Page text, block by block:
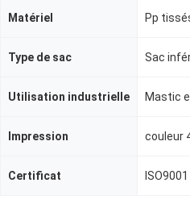
Matériel
Type de sac Sac
Utilisation industrielle
Impression
Certificat